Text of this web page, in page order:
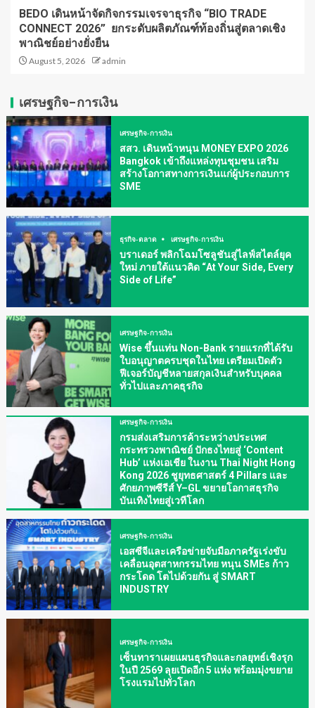
BEDO เดินหน้าจัดกิจกรรมเจรจาธุรกิจ “BIO TRADE
CONNECT 2026” ยกระดับผลิตภัณฑ์ท้องถิ่นสู่ตลาดเชิง
พาณิชย์อย่างยั่งยืน
August 5, 2026 admin
เศรษฐกิจ-การเงิน
เศรษฐกิจ-การเงิน
สสว. เดินหน้าหนุน MONEY EXPO 2026
Bangkok เข้าถึงแหล่งทุนชุมชน เสริม
สร้างโอกาสทางการเงินแก่ผู้ประกอบการ
SME
ธุรกิจ-ตลาด เศรษฐกิจ-การเงิน
บราเดอร์ พลิกโฉมโซลูชันสู่ไลฟ์สไตล์ยุค
ใหม่ ภายใต้แนวคิด “At Your Side, Every
Side of Life”
เศรษฐกิจ-การเงิน
Wise ขึ้นแท่น Non-Bank รายแรกที่ได้รับ
ใบอนุญาตครบชุดในไทย เตรียมเปิดตัว
ฟีเจอร์บัญชีหลายสกุลเงินสำหรับบุคคล
ทั่วไปและภาคธุรกิจ
เศรษฐกิจ-การเงิน
กรมส่งเสริมการค้าระหว่างประเทศ
กระทรวงพาณิชย์ ปักธงไทยสู่ ‘Content
Hub’ แห่งเอเชีย ในงาน Thai Night Hong
Kong 2026 ชูยุทธศาสตร์ 4 Pillars และ
ศักยภาพซีรีส์ Y–GL ขยายโอกาสธุรกิจ
บันเทิงไทยสู่เวทีโลก
เศรษฐกิจ-การเงิน
เอสซีจีและเครือข่ายจับมือภาครัฐเร่งขับ
เคลื่อนอุตสาหกรรมไทย หนุน SMEs ก้าว
กระโดด โตไปด้วยกัน สู่ SMART
INDUSTRY
เศรษฐกิจ-การเงิน
เซ็นทาราเผยแผนธุรกิจและกลยุทธ์เชิงรุก
ในปี 2569 ลุยเปิดอีก 5 แห่ง พร้อมมุ่งขยาย
โรงแรมไปทั่วโลก